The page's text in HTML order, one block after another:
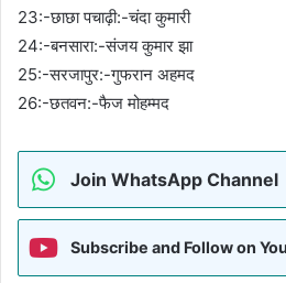
23:-छाछा पचाढ़ी:-चंदा कुमारी
24:-बनसारा:-संजय कुमार झा
25:-सरजापुर:-गुफरान अहमद
26:-छतवन:-फैज मोहम्मद
Join WhatsApp Channel
Subscribe and Follow on